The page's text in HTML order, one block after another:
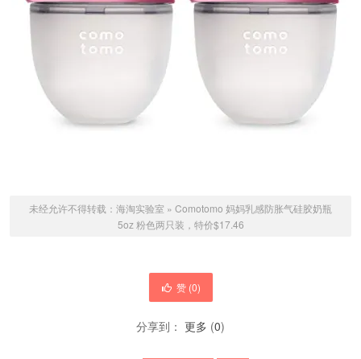
未经允许不得转载： 海淘实验室 » Comotomo 妈妈乳感防胀气硅胶奶瓶
5oz 粉色两只装，特价$17.46
赞 (0)
分享到： 更多 (0)